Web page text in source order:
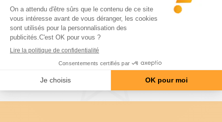
(5 VOTES, MOYENNE: 3.4/5)